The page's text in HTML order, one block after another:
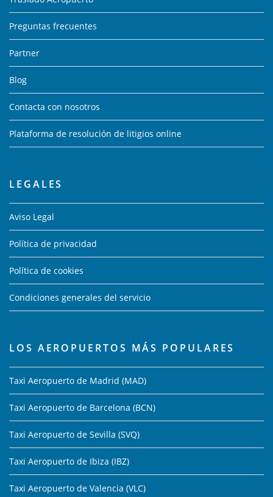
Preguntas frecuentes
Partner
Blog
Contacta con nosotros
Plataforma de resolución de litigios online
LEGALES
Aviso Legal
Política de privacidad
Política de cookies
Condiciones generales del servicio
LOS AEROPUERTOS MÁS POPULARES
Taxi Aeropuerto de Madrid (MAD)
Taxi Aeropuerto de Barcelona (BCN)
Taxi Aeropuerto de Sevilla (SVQ)
Taxi Aeropuerto de Ibiza (IBZ)
Taxi Aeropuerto de Valencia (VLC)